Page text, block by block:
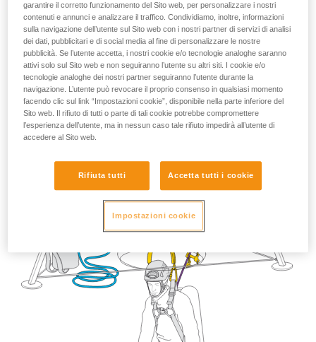
garantire il corretto funzionamento del Sito web, per personalizzare i nostri
contenuti e annunci e analizzare il traffico. Condividiamo, inoltre, informazioni
sulla navigazione dell’utente sul Sito web con i nostri partner di servizi di analisi
dei dati, pubblicitari e di social media al fine di personalizzare le nostre
pubblicità. Se l’utente accetta, i nostri cookie e/o tecnologie analoghe saranno
attivi solo sul Sito web e non seguiranno l’utente su altri siti. I cookie e/o
tecnologie analoghe dei nostri partner seguiranno l’utente durante la
navigazione. L’utente può revocare il proprio consenso in qualsiasi momento
facendo clic sul link “Impostazioni cookie”, disponibile nella parte inferiore del
Sito web. Il rifiuto di tutti o parte di tali cookie potrebbe compromettere
l’esperienza dell’utente, ma in nessun caso tale rifiuto impedirà all’utente di
accedere al Sito web.
Rifiuta tutti Accetta tutti i cookie
Impostazioni cookie